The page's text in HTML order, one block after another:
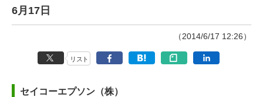
6月17日
（2014/6/17 12:26）
リスト
セイコーエプソン（株）